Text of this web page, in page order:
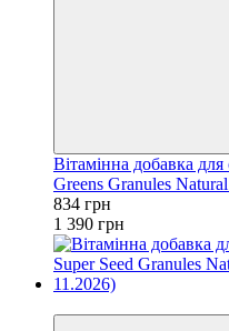
Вітамінна добавка
Greens Granules
834 грн
1 390 грн